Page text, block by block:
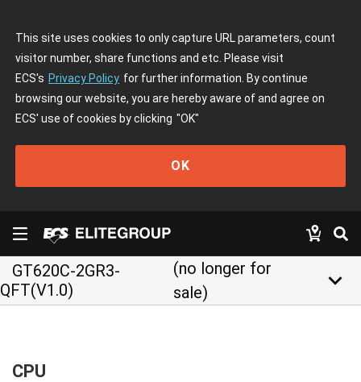
This site uses cookies to only capture URL parameters, count
visitor number, share functions and etc. Please visit
ECS's Privacy Policy for further information. By continue
browsing our website, you are hereby aware of and agree on
ECS' use of cookies by clicking "OK"
OK
GT620C-2GR3-
QFT(V1.0)
(no longer for
sale)
keyboard_arrow_down
CPU